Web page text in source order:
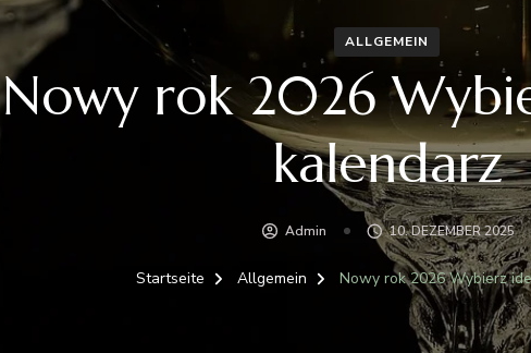
ALLGEMEIN
Nowy rok 2026
kalendarz
Admin 10. DEZEMBER 2025
Startseite Allgemein Nowy rok 2026 Wybierz